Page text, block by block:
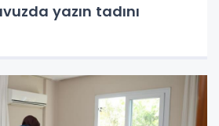
yazın tadını